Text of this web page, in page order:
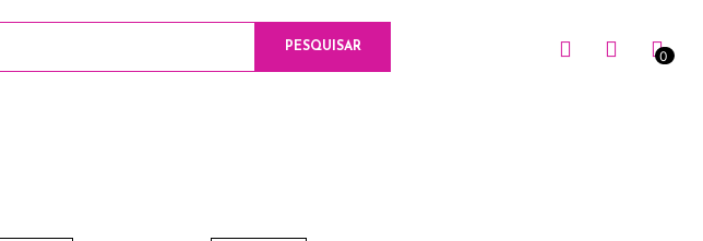
PESQUISAR
0
0